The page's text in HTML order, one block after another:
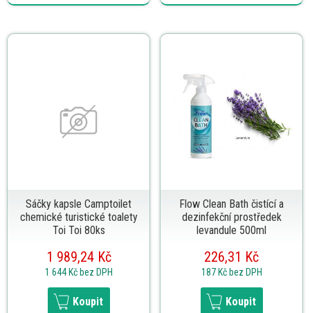
Sáčky kapsle Camptoilet
chemické turistické toalety
Toi Toi 80ks
1 989,24 Kč
1 644 Kč bez DPH
Koupit
Flow Clean Bath čistící a
dezinfekční prostředek
levandule 500ml
226,31 Kč
187 Kč bez DPH
Koupit